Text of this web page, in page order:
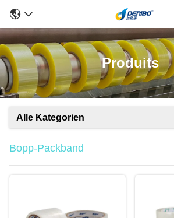
Produits
Alle Kategorien
Bopp-Packband